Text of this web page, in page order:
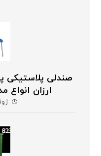
صندلی پلاستیکی
ارزان
ژوئن